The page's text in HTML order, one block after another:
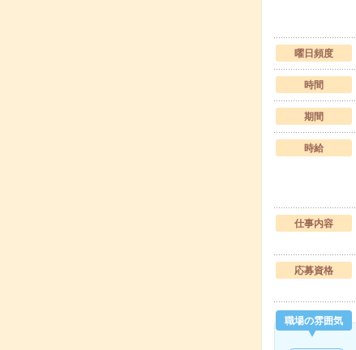
曜日頻度
時間
期間
時給
仕事内容
応募資格
職場の雰囲気